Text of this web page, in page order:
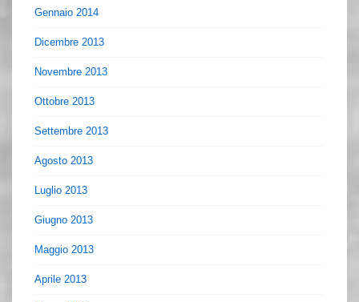
Gennaio 2014
Dicembre 2013
Novembre 2013
Ottobre 2013
Settembre 2013
Agosto 2013
Luglio 2013
Giugno 2013
Maggio 2013
Aprile 2013